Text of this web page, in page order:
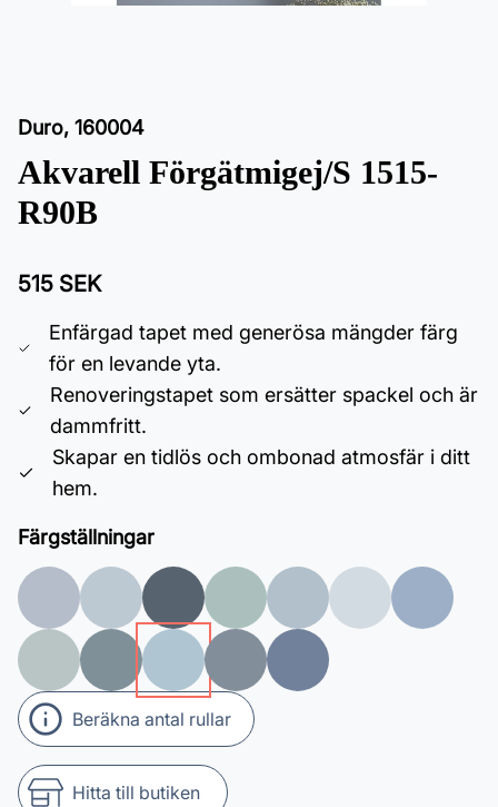
Duro, 160004
Akvarell Förgätmigej/S 1515-
R90B
515 SEK
Enfärgad tapet med generösa mängder färg
för en levande yta.
Renoveringstapet som ersätter spackel och är
dammfritt.
Skapar en tidlös och ombonad atmosfär i ditt
hem.
Färgställningar
Beräkna antal rullar
Hitta till butiken